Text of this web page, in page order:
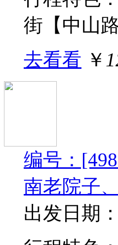
街【中山
去看看 ￥
编号：
南老院子
出发日期：